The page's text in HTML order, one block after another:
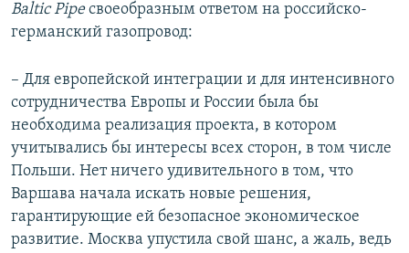
Baltic Pipeсвоеобразным ответом на российско-
германский газопровод:
– Для европейской интеграции и для интенсивного
сотрудничества Европы и России была бы
необходима реализация проекта, в котором
учитывались бы интересы всех сторон, в том числе
Польши. Нет ничего удивительного в том, что
Варшава начала искать новые решения,
гарантирующие ей безопасное экономическое
развитие. Москва упустила свой шанс, а жаль, ведь